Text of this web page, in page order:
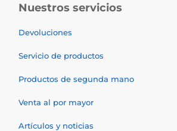
Nuestros servicios
Devoluciones
Servicio de productos
Productos de segunda mano
Venta al por mayor
Artículos y noticias